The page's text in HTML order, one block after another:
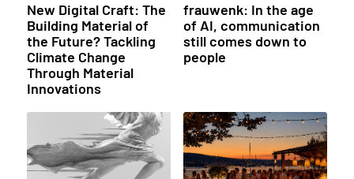
New Digital Craft: The
Building Material of
the Future? Tackling
Climate Change
Through Material
Innovations
frauwenk: In the age
of AI, communication
still comes down to
people